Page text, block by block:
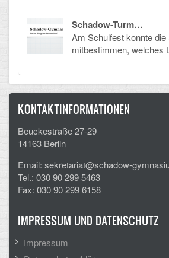
CLOUD
Lernraum Berlin
Schadow-Turm…
Am Schulfest konnte
mitbestimmen, welches
KONTAKTINFORMATIONEN
Beuckestraße 27-29
14163 Berlin
Email: sekretariat@schadow-
Tel.: 030 90 299 5463
Fax: 030 90 299 6158
IMPRESSUM UND DATENSCHUTZ
Impressum